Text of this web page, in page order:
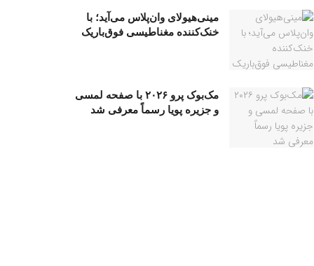
مینی‌هیولای وان‌پلاس می‌آید؛ با
خنک‌کننده مغناطیسی فوق‌باریک
مک‌بوک پرو ۲۰۲۶ با صفحه لمسی
و جزیره پویا رسماً معرفی شد